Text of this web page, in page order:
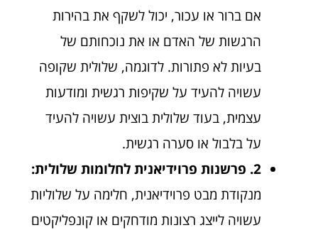
אם ברור או עכור, יכול לשקף את בהירות
הרגשות של האדם או את נוכחותם של
בעיות לא פתורות. לדוגמה, שלולית שקופה
עשויה להעיד על שקיפות רגשית ומודעות
עצמית, בעוד שלולית בוצית עשויה להעיד
על בלבול או סערה רגשית.
2. פרשנות פרוידיאנית לחלומות שלולית:
מנקודת מבט פרוידיאנית, חלימה על שלוליות
עשויה לייצג רצונות מודחקים או קונפליקטים